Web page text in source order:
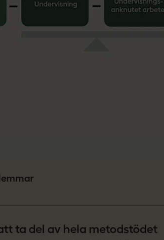
ta del av hela metodstödet